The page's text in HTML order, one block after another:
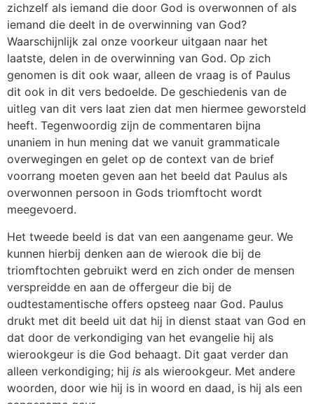
zichzelf als iemand die door God is overwonnen of als
iemand die deelt in de overwinning van God?
Waarschijnlijk zal onze voorkeur uitgaan naar het
laatste, delen in de overwinning van God. Op zich
genomen is dit ook waar, alleen de vraag is of Paulus
dit ook in dit vers bedoelde. De geschiedenis van de
uitleg van dit vers laat zien dat men hiermee geworsteld
heeft. Tegenwoordig zijn de commentaren bijna
unaniem in hun mening dat we vanuit grammaticale
overwegingen en gelet op de context van de brief
voorrang moeten geven aan het beeld dat Paulus als
overwonnen persoon in Gods triomftocht wordt
meegevoerd.
Het tweede beeld is dat van een aangename geur. We
kunnen hierbij denken aan de wierook die bij de
triomftochten gebruikt werd en zich onder de mensen
verspreidde en aan de offergeur die bij de
oudtestamentische offers opsteeg naar God. Paulus
drukt met dit beeld uit dat hij in dienst staat van God en
dat door de verkondiging van het evangelie hij als
wierookgeur is die God behaagt. Dit gaat verder dan
alleen verkondiging; hij is als wierookgeur. Met andere
woorden, door wie hij is in woord en daad, is hij als een